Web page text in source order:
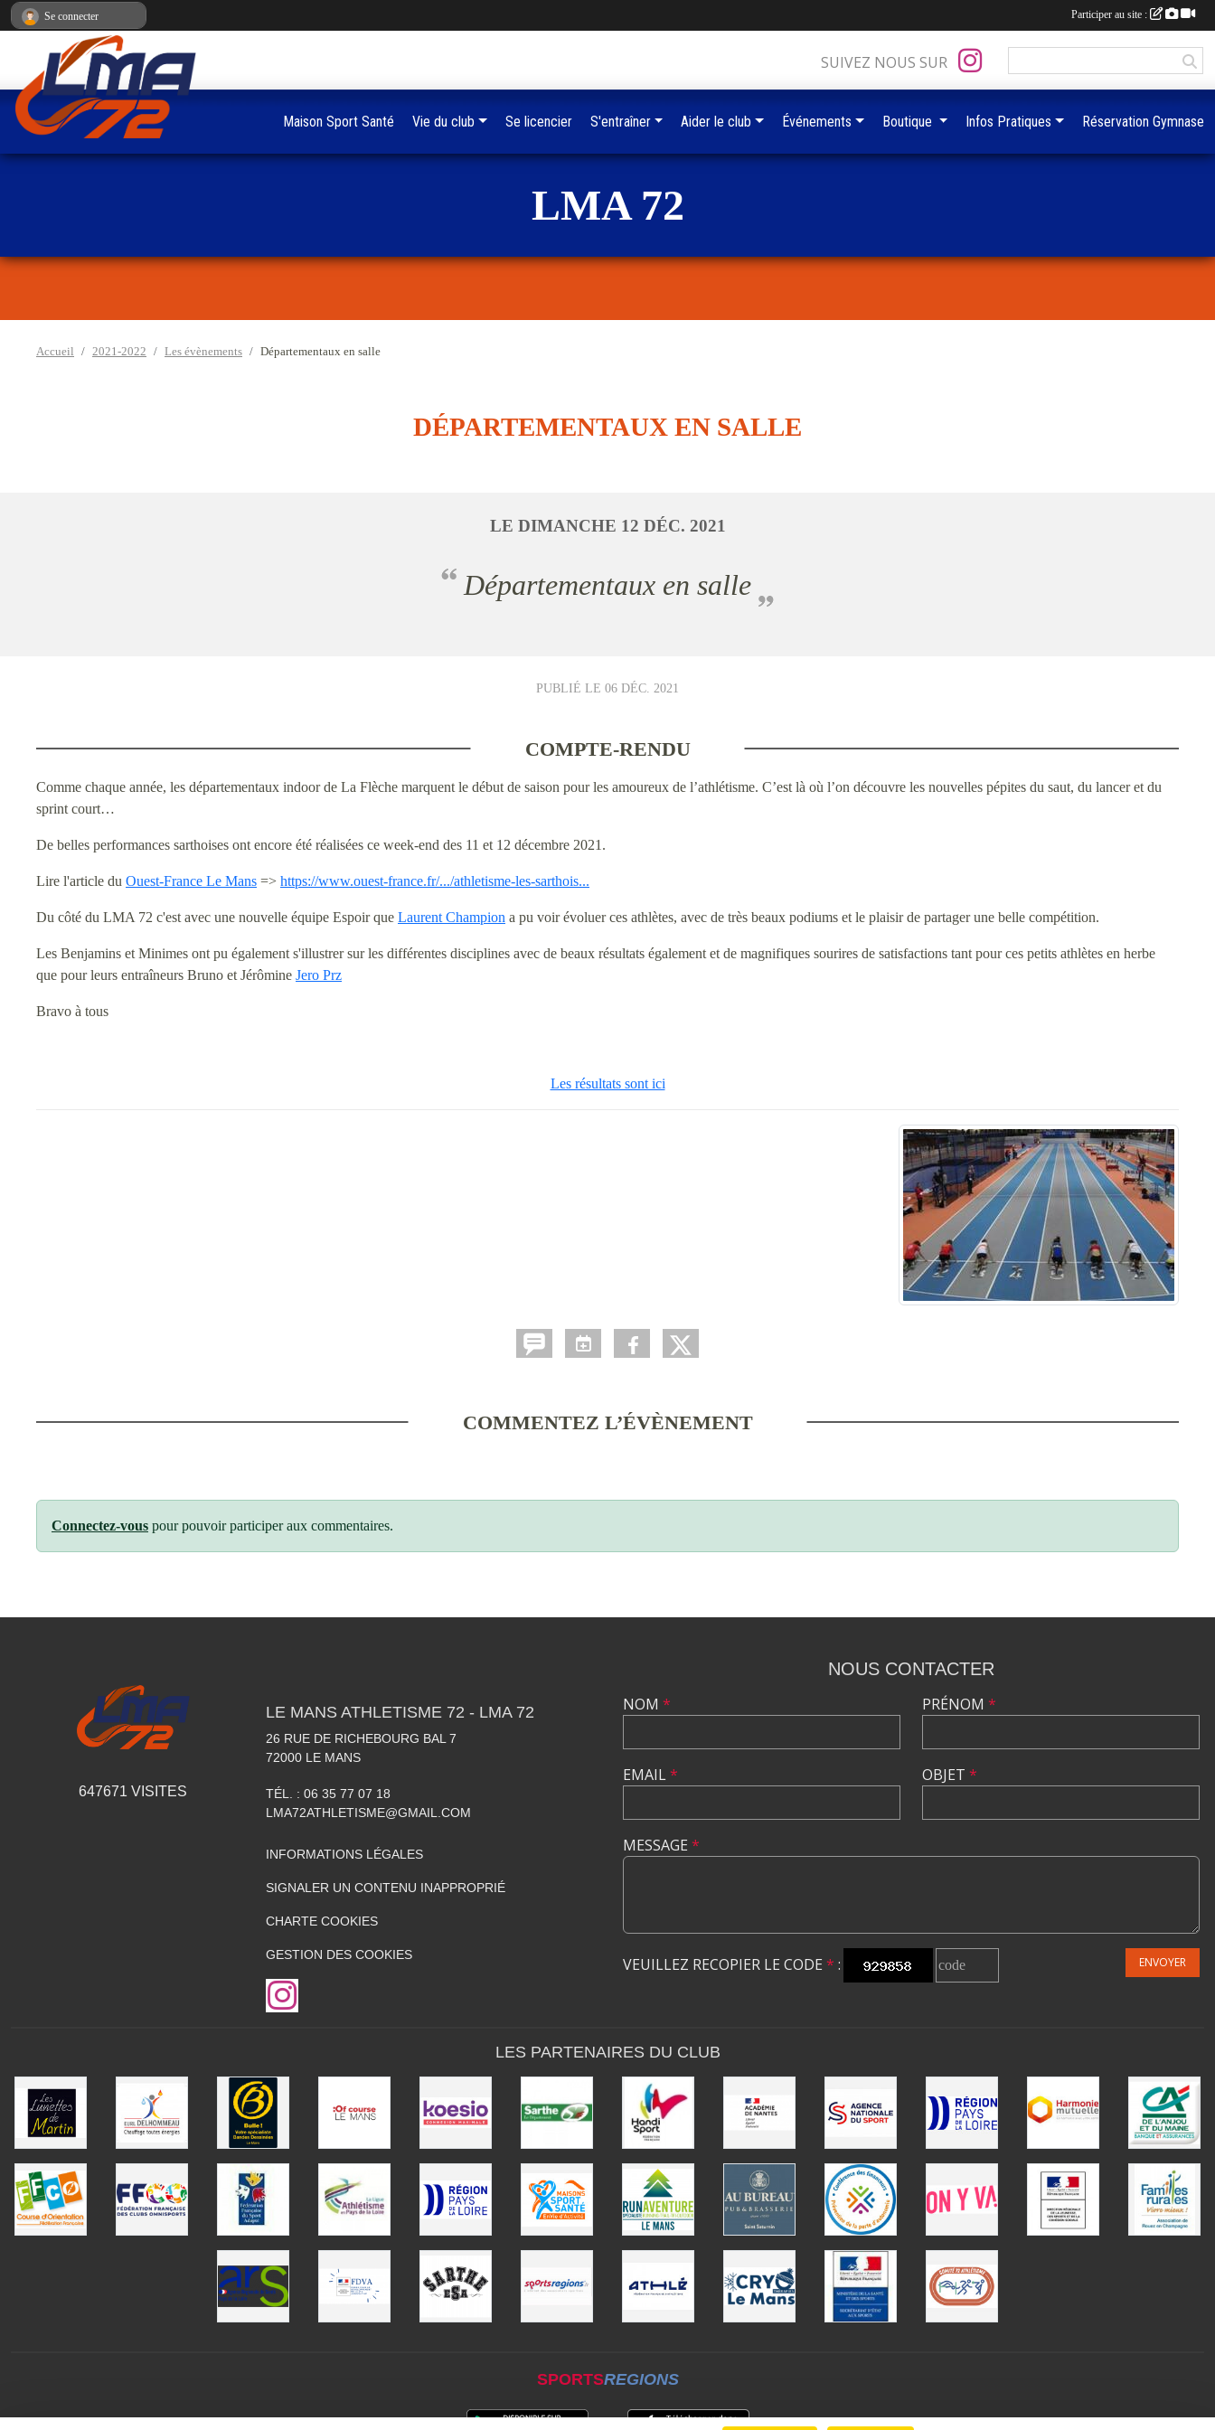
LMA 72
Accueil 2021-2022 Les évènements Départementaux en salle
DÉPARTEMENTAUX EN SALLE
LE DIMANCHE 12 DÉC. 2021
Départementaux en salle
PUBLIÉ LE 06 DÉC. 2021
COMPTE-RENDU
Comme chaque année, les départementaux indoor de La Flèche marquent le début de saison pour les amoureux de l’athlétisme. C’est là où l’on découvre les nouvelles pépites du saut, du lancer et du
sprint court…
De belles performances sarthoises ont encore été réalisées ce week-end des 11 et 12 décembre 2021.
Lire l'article du Ouest-France Le Mans => https://www.ouest-france.fr/.../athletisme-les-sarthois...
Du côté du LMA 72 c'est avec une nouvelle équipe Espoir que Laurent Champion a pu voir évoluer ces athlètes, avec de très beaux podiums et le plaisir de partager une belle compétition.
Les Benjamins et Minimes ont pu également s'illustrer sur les différentes disciplines avec de beaux résultats également et de magnifiques sourires de satisfactions tant pour ces petits athlètes en herbe
que pour leurs entraîneurs Bruno et Jérômine Jero Prz
Bravo à tous
Les résultats sont ici
COMMENTEZ L’ÉVÈNEMENT
Connectez-vous pour pouvoir participer aux commentaires.
SUIVEZ NOUS SUR
Maison Sport Santé Vie du club Se licencier S'entraîner Aider le club Événements Boutique Infos Pratiques Réservation Gymnase
647671 VISITES
LE MANS ATHLETISME 72 - LMA 72
26 RUE DE RICHEBOURG BAL 7
72000 LE MANS
TÉL. : 06 35 77 07 18
LMA72ATHLETISME@GMAIL.COM
INFORMATIONS LÉGALES
SIGNALER UN CONTENU INAPPROPRIÉ
CHARTE COOKIES
GESTION DES COOKIES
NOUS CONTACTER
NOM *
EMAIL*
PRÉNOM *
OBJET *
MESSAGE *
VEUILLEZ RECOPIER LE CODE * : ENVOYER
LES PARTENAIRES DU CLUB
SPORTSREGIONS
Se connecter Participer au site :
Panneau de gestion des cookies